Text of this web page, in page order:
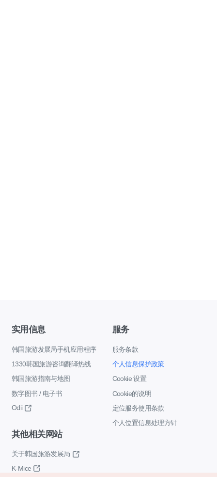
实用信息
韩国旅游发展局手机应用程序
1330韩国旅游咨询翻译热线
韩国旅游指南与地图
数字图书 / 电子书
Odii
服务
服务条款
个人信息保护政策
Cookie 设置
Cookie的说明
定位服务使用条款
个人位置信息处理方针
其他相关网站
关于韩国旅游发展局
K-Mice